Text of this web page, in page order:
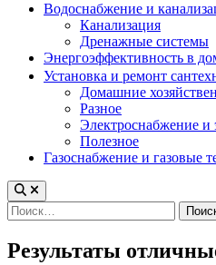
Водоснабжение и
Канализация
Дренажные системы
Энергоэффективность в
Установка и ремонт
Домашние
Разное
Электроснабжение и
Полезное
Газоснабжение и газовые
Найти:
Результаты